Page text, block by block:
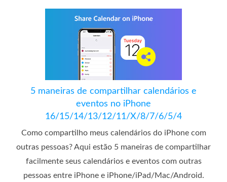
5 maneiras de compartilhar calendários e
eventos no iPhone
16/15/14/13/12/11/X/8/7/6/5/4
Como compartilho meus calendários do iPhone com
outras pessoas? Aqui estão 5 maneiras de compartilhar
facilmente seus calendários e eventos com outras
pessoas entre iPhone e iPhone/iPad/Mac/Android.